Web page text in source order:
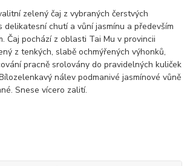
zelený čaj z vybraných čerstvých
delikatesní chutí a vůní jasmínu a především
Čaj pochází z oblasti Tai Mu v provincii
z tenkých, slabě ochmýřených výhonků,
pracně srolovány do pravidelných kuliček
nálev podmanivé jasmínové vůně
Snese vícero zalití.